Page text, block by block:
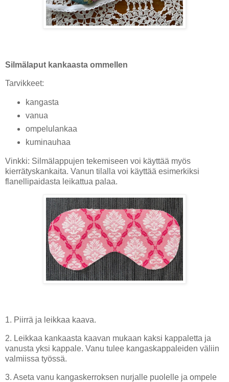
Silmälaput kankaasta ommellen
Tarvikkeet:
kangasta
vanua
ompelulankaa
kuminauhaa
Vinkki: Silmälappujen tekemiseen voi käyttää myös
kierrätyskankaita. Vanun tilalla voi käyttää esimerkiksi
flanellipaidasta leikattua palaa.
1. Piirrä ja leikkaa kaava.
2. Leikkaa kankaasta kaavan mukaan kaksi kappaletta ja
vanusta yksi kappale. Vanu tulee kangaskappaleiden väliin
valmiissa työssä.
3. Aseta vanu kangaskerroksen nurjalle puolelle ja ompele